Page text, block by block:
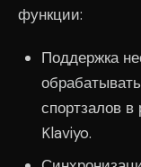
функции:
Поддержка
спортзалов в
Klaviyo.